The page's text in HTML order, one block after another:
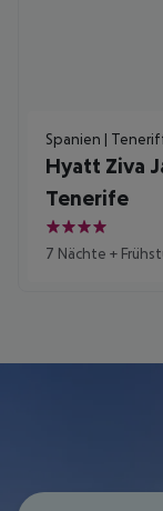
Spanien |
Hyatt Ziva
Tenerife
4
7 Nächte +